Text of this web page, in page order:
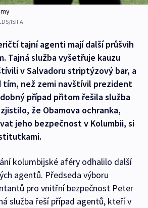
ISIFA
tajní agenti mají další průšvih
Tajná služba vyšetřuje kauzu
v Salvadoru striptýzový bar, a
než zemi navštívil prezident
případ přitom řešila služba
že Obamova ochranka,
jeho bezpečnost v Kolumbii, si
kolumbijské aféry odhalilo další
agentů. Předseda výboru
pro vnitřní bezpečnost Peter
služba řeší případ agentů, kteří v